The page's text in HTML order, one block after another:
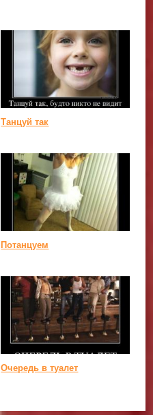
Танцуй так
Потанцуем
Очередь в туалет